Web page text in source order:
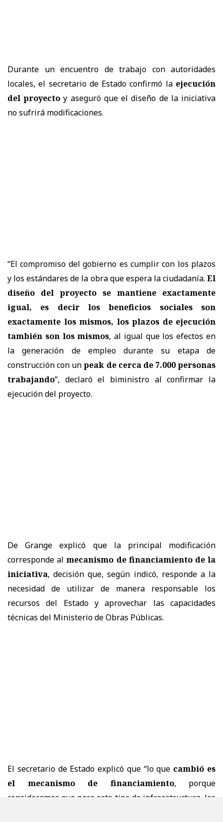
Durante un encuentro de trabajo con autoridades
locales, el secretario de Estado confirmó la ejecución
del proyecto y aseguró que el diseño de la iniciativa
no sufrirá modificaciones.
“El compromiso del gobierno es cumplir con los plazos
y los estándares de la obra que espera la ciudadanía. El
diseño del proyecto se mantiene exactamente
igual, es decir los beneficios sociales son
exactamente los mismos, los plazos de ejecución
también son los mismos, al igual que los efectos en
la generación de empleo durante su etapa de
construcción con unpeak de cerca de 7.000 personas
trabajando”, declaró el biministro al confirmar la
ejecución del proyecto.
De Grange explicó que la principal modificación
corresponde almecanismo de financiamiento de la
iniciativa, decisión que, según indicó, responde a la
necesidad de utilizar de manera responsable los
recursos del Estado y aprovechar las capacidades
técnicas del Ministerio de Obras Públicas.
El secretario de Estado explicó que “lo que cambió es
el mecanismo de financiamiento, porque
consideramos que para este tipo de infraestructura, los